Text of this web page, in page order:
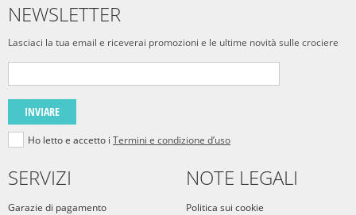
NEWSLETTER
Lasciaci la tua email e riceverai promozioni e le ultime novità sulle crociere
INVIARE
Ho letto e accetto i Termini e condizione d’uso
SERVIZI
Garazie di pagamento
NOTE LEGALI
Politica sui cookie